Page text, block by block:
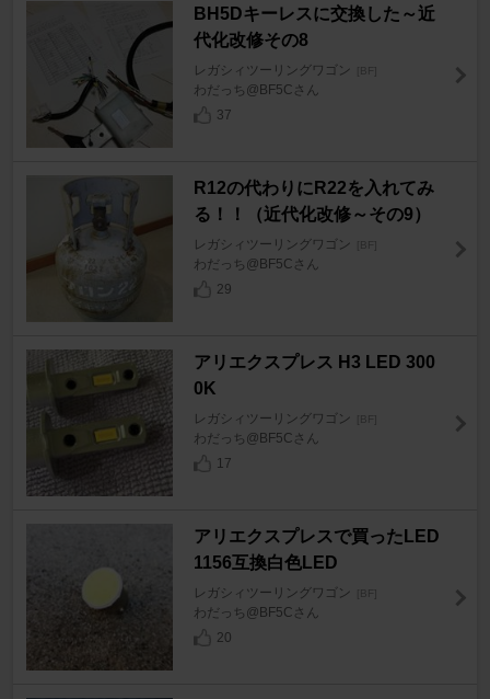
BH5Dキーレスに交換した～近
代化改修その8
レガシィツーリングワゴン [BF]
わだっち@BF5Cさん
37
R12の代わりにR22を入れてみ
る！！（近代化改修～その9）
レガシィツーリングワゴン [BF]
わだっち@BF5Cさん
29
アリエクスプレス H3 LED 300
0K
レガシィツーリングワゴン [BF]
わだっち@BF5Cさん
17
アリエクスプレスで買ったLED
1156互換白色LED
レガシィツーリングワゴン [BF]
わだっち@BF5Cさん
20